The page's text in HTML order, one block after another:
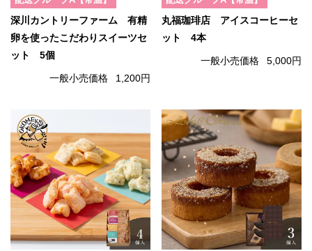
深川カントリーファーム 有精
卵を使ったこだわりスイーツセ
ット 5個
一般小売価格 1,200円
丸福珈琲店 アイスコーヒーセ
ット 4本
一般小売価格 5,000円